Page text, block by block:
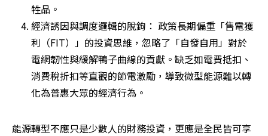
牲品。
經濟誘因與調度邏輯的脫鉤： 政策長期偏重「售電獲
利（FIT）」的投資思維，忽略了「自發自用」對於
電網韌性與緩解鴨子曲線的貢獻。缺乏如電費抵扣、
消費稅折扣等直觀的節電激勵，導致微型能源難以轉
化為普惠大眾的經濟行為。
能源轉型不應只是少數人的財務投資，更應是全民皆可享